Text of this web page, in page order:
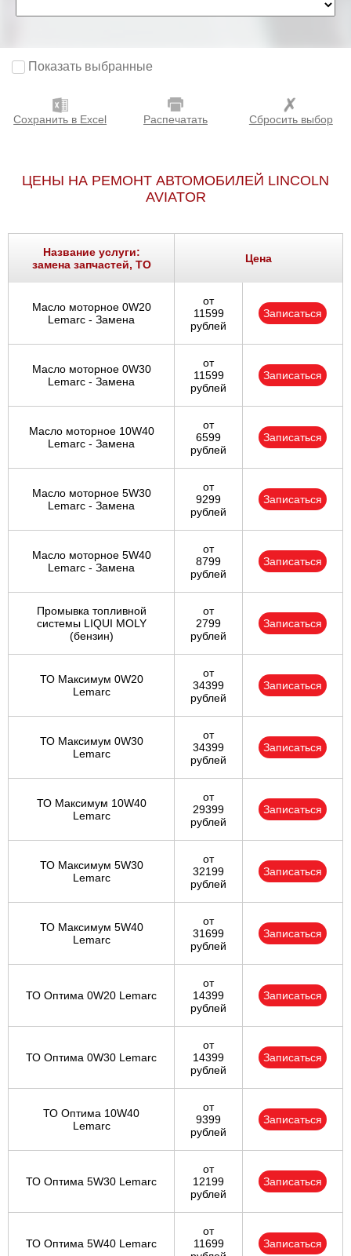
Показать выбранные
Сохранить в Excel Распечатать Сбросить выбор
ЦЕНЫ НА РЕМОНТ АВТОМОБИЛЕЙ LINCOLN
AVIATOR
Название услуги:
замена запчастей, ТО
Цена
Масло моторное 0W20
Lemarc - Замена
от
11599
рублей
Записаться
Масло моторное 0W30
Lemarc - Замена
от
11599
рублей
Записаться
Масло моторное 10W40
Lemarc - Замена
от
6599
рублей
Записаться
Масло моторное 5W30
Lemarc - Замена
от
9299
рублей
Записаться
Масло моторное 5W40
Lemarc - Замена
от
8799
рублей
Записаться
Промывка топливной
системы LIQUI MOLY
(бензин)
от
2799
рублей
Записаться
ТО Максимум 0W20
Lemarc
от
34399
рублей
Записаться
ТО Максимум 0W30
Lemarc
от
34399
рублей
Записаться
ТО Максимум 10W40
Lemarc
от
29399
рублей
Записаться
ТО Максимум 5W30
Lemarc
от
32199
рублей
Записаться
ТО Максимум 5W40
Lemarc
от
31699
рублей
Записаться
ТО Оптима 0W20 Lemarc
от
14399
рублей
Записаться
ТО Оптима 0W30 Lemarc
от
14399
рублей
Записаться
ТО Оптима 10W40
Lemarc
от
9399
рублей
Записаться
ТО Оптима 5W30 Lemarc
от
12199
рублей
Записаться
ТО Оптима 5W40 Lemarc
от
11699
Записаться